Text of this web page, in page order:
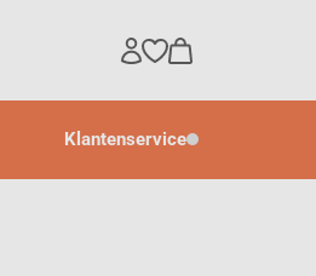
Klantenservice